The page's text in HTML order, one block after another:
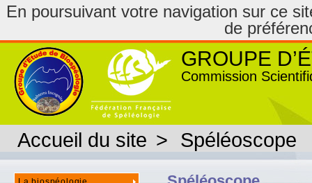
En poursuivant votre navigation sur ce
de
GROUPE
Commission
Accueil du site > Spéléoscope